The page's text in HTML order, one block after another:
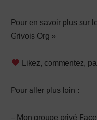
Pour en savoir plus sur
Grivois Org »
Likez, commentez,
Pour aller plus loin :
– Mon groupe privé